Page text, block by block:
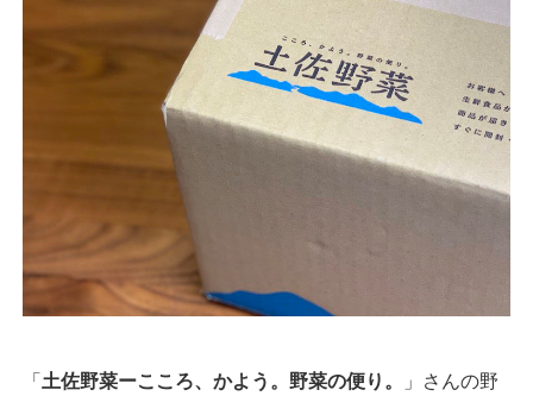
「土佐野菜ーこころ、かよう。野菜の便り。
」さんの野